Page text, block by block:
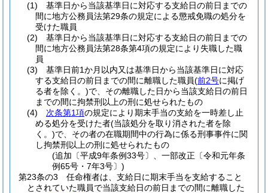
(1)
基準日から当該基準日に対応する支給日の前日までの
間に地方公務員法第29条の規定による懲戒免職の処分を
受けた職員
(2)
基準日から当該基準日に対応する支給日の前日までの
間に地方公務員法第28条第4項の規定により失職した職
員
(3)
基準日前1か月以内又は基準日から当該基準日に対応
する支給日の前日までの間に離職した職員(前2号に掲げ
る者を除く。)で、その離職した日から当該支給日の前日
までの間に拘禁刑以上の刑に処せられたもの
(4)
次条第1項の規定により期末手当の支給を一時差し止
める処分を受けた者(当該処分を取り消された者を除
く。)で、その者の在職期間中の行為に係る刑事事件に関
し拘禁刑以上の刑に処せられたもの
(追加〔平成9年条例33号〕、一部改正〔令和元年条
例65号・7年3号〕)
第23条の3
任命権者は、支給日に期末手当を支給すること
とされていた職員で当該支給日の前日までの間に離職した